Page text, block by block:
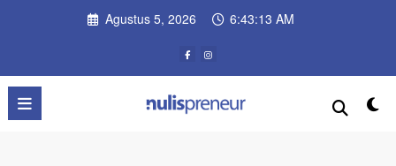
Agustus 5, 2026 6:43:13 AM